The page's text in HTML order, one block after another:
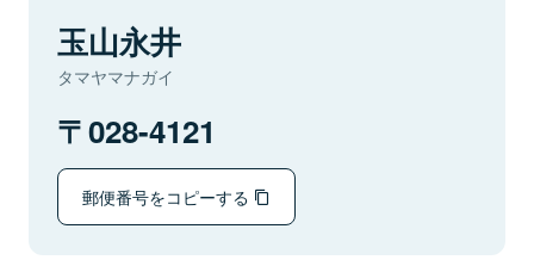
玉山永井
タマヤマナガイ
028-4121
郵便番号をコピーする